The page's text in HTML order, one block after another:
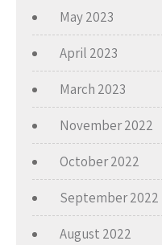
May 2023
April 2023
March 2023
November 2022
October 2022
September 2022
August 2022